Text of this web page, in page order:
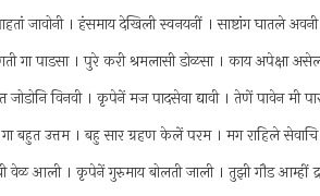
जावोनी । हंसमाय देखिली स्वनयनीं । साष्टांग घातले
गा पाडसा । पुरे करी श्रमलासी डोळसा । काय अपेक्षा
जोडोनि विनवी । कृपेनें मज पादसेवा द्यावी । तेणें पावेन मी
बहुत उत्तम । बहु सार ग्रहण केलें परम । मग राहिले
वेळ आली । कृपेनें गुरुमाय बोलती जाली । तुझी गौड आम्हीं